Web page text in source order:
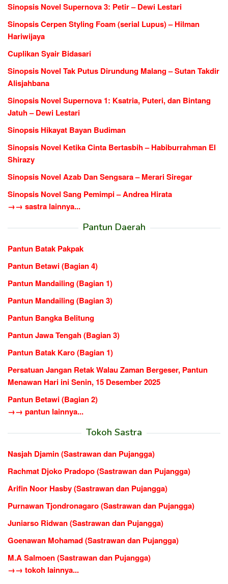
Sinopsis Novel Supernova 3: Petir – Dewi Lestari
Sinopsis Cerpen Styling Foam (serial Lupus) – Hilman
Hariwijaya
Cuplikan Syair Bidasari
Sinopsis Novel Tak Putus Dirundung Malang – Sutan Takdir
Alisjahbana
Sinopsis Novel Supernova 1: Ksatria, Puteri, dan Bintang
Jatuh – Dewi Lestari
Sinopsis Hikayat Bayan Budiman
Sinopsis Novel Ketika Cinta Bertasbih – Habiburrahman El
Shirazy
Sinopsis Novel Azab Dan Sengsara – Merari Siregar
Sinopsis Novel Sang Pemimpi – Andrea Hirata
→→ sastra lainnya...
Pantun Daerah
Pantun Batak Pakpak
Pantun Betawi (Bagian 4)
Pantun Mandailing (Bagian 1)
Pantun Mandailing (Bagian 3)
Pantun Bangka Belitung
Pantun Jawa Tengah (Bagian 3)
Pantun Batak Karo (Bagian 1)
Persatuan Jangan Retak Walau Zaman Bergeser, Pantun
Menawan Hari ini Senin, 15 Desember 2025
Pantun Betawi (Bagian 2)
→→ pantun lainnya...
Tokoh Sastra
Nasjah Djamin (Sastrawan dan Pujangga)
Rachmat Djoko Pradopo (Sastrawan dan Pujangga)
Arifin Noor Hasby (Sastrawan dan Pujangga)
Purnawan Tjondronagaro (Sastrawan dan Pujangga)
Juniarso Ridwan (Sastrawan dan Pujangga)
Goenawan Mohamad (Sastrawan dan Pujangga)
M.A Salmoen (Sastrawan dan Pujangga)
→→ tokoh lainnya...